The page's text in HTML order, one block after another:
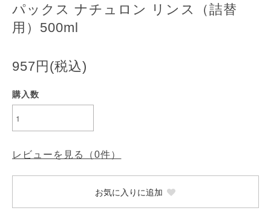
パックス ナチュロン リンス（詰替
用）500ml
957円(税込)
購入数
レビューを見る（0件）
お気に入りに追加